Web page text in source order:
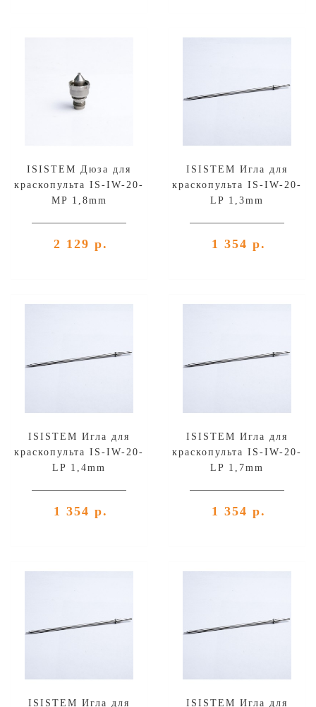
ISISTEM Дюза для
краскопульта IS-IW-20-
MP 1,8mm
2 129 р.
ISISTEM Игла для
краскопульта IS-IW-20-
LP 1,3mm
1 354 р.
ISISTEM Игла для
краскопульта IS-IW-20-
LP 1,4mm
1 354 р.
ISISTEM Игла для
краскопульта IS-IW-20-
LP 1,7mm
1 354 р.
ISISTEM Игла для
ISISTEM Игла для